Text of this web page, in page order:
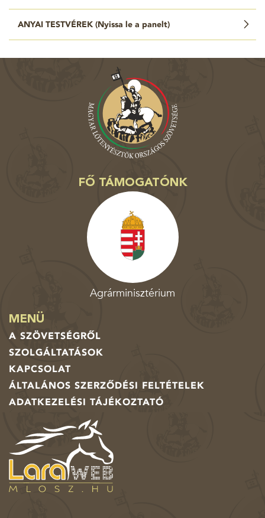
ANYAI TESTVÉREK ( Nyissa le a panelt)
FŐ TÁMOGATÓNK
Agrárminisztérium
MENÜ
A SZÖVETSÉGRŐL
SZOLGÁLTATÁSOK
KAPCSOLAT
ÁLTALÁNOS SZERZŐDÉSI FELTÉTELEK
ADATKEZELÉSI TÁJÉKOZTATÓ